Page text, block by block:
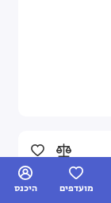
מועדפים היכנס